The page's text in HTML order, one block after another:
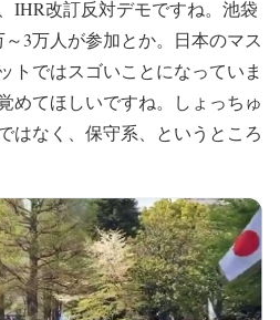
、IHR改訂反対デモですね。池袋
3万人が参加とか。日本のマス
トではスゴいことになっていま
めてほしいですね。しょっちゅ
はなく、保守系、というところ